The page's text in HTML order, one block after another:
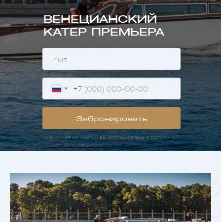
ВЕНЕЦИАНСКИЙ
КАТЕР ПРЕМЬЕРА
Нажимая на кнопку вы соглашаетесь сполитикой
конфиденциальностисайта
+7
Забронировать